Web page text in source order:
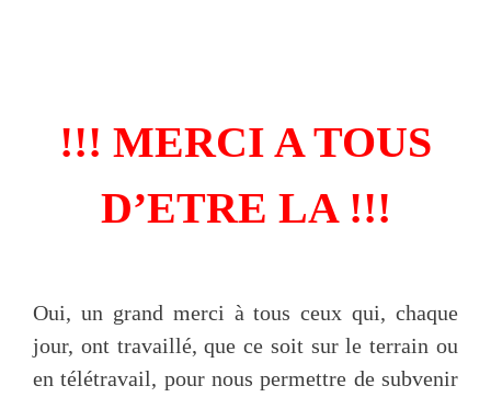
!!! MERCI A TOUS
D’ETRE LA !!!
Oui, un grand merci à tous ceux qui, chaque
jour, ont travaillé, que ce soit sur le terrain ou
en télétravail, pour nous permettre de subvenir